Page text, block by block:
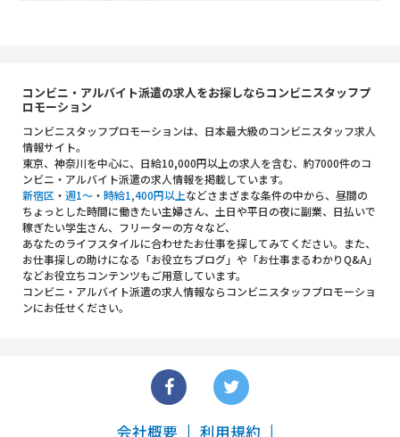
コンビニ・アルバイト派遣の求人をお探しならコンビニスタッフプ
ロモーション
コンビニスタッフプロモーションは、日本最大級のコンビニスタッフ求人
情報サイト。
東京、神奈川を中心に、日給10,000円以上の求人を含む、約7000件のコ
ンビニ・アルバイト派遣の求人情報を掲載しています。
新宿区 ・ 週1～ ・ 時給1,400円以上などさまざまな条件の中から、昼間の
ちょっとした時間に働きたい主婦さん、土日や平日の夜に副業、日払いで
稼ぎたい学生さん、フリーターの方々など、
あなたのライフスタイルに合わせたお仕事を探してみてください。また、
お仕事探しの助けになる「お役立ちブログ」や「お仕事まるわかりQ&A」
などお役立ちコンテンツもご用意しています。
コンビニ・アルバイト派遣の求人情報ならコンビニスタッフプロモーショ
ンにお任せください。
会社概要 利用規約